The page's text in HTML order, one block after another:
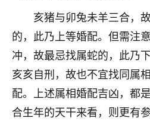
亥猪与卯兔未羊三合，
的，此乃上等婚配。但需注
冲，故最忌找属蛇的，此乃
亥亥自刑，故也不宜找同属
配。上述属相婚配吉凶，都
合生年的天干来看，则更有
了，老师说境随心转，现
鹿森 ：是的，其实跟
触，首先就是心态会
不由人！
1天前 来自四川